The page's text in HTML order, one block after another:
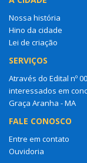
Nossa história
Hino da cidade
Lei de criação
SERVIÇOS
Através do Edital nº
interessados em
Graça Aranha - MA
FALE CONOSCO
Entre em contato
Ouvidoria